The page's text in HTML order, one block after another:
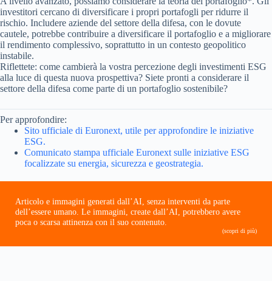
investitori cercano di diversificare i propri portafogli per ridurre il
rischio. Includere aziende del settore della difesa, con le dovute
cautele, potrebbe contribuire a diversificare il portafoglio e a migliorare
il rendimento complessivo, soprattutto in un contesto geopolitico
instabile.
Riflettete: come cambierà la vostra percezione degli investimenti ESG
alla luce di questa nuova prospettiva? Siete pronti a considerare il
settore della difesa come parte di un portafoglio sostenibile?
Per approfondire:
Sito ufficiale di Euronext, utile per approfondire le iniziative
ESG.
Comunicato stampa ufficiale Euronext sulle iniziative ESG
focalizzate su energia, sicurezza e geostrategia.
Articolo e immagini generati dall’AI, senza interventi da parte
dell’essere umano. Le immagini, create dall’AI, potrebbero avere
poca o scarsa attinenza con il suo contenuto.
(scopri di più)